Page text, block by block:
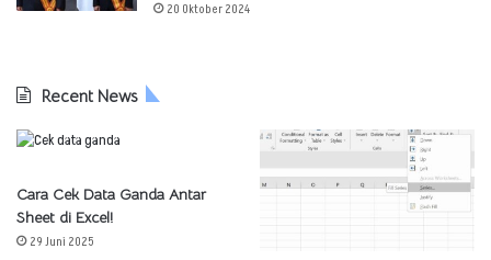
20 Oktober 2024
Recent News
Cara Cek Data Ganda Antar
Sheet di Excel!
29 Juni 2025